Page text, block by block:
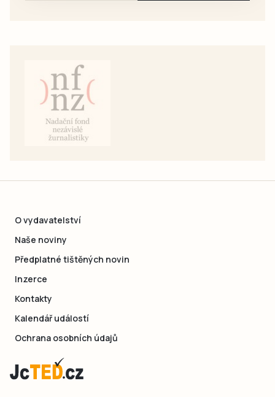
O vydavatelství
Naše noviny
Předplatné tištěných novin
Inzerce
Kontakty
Kalendář událostí
Ochrana osobních údajů